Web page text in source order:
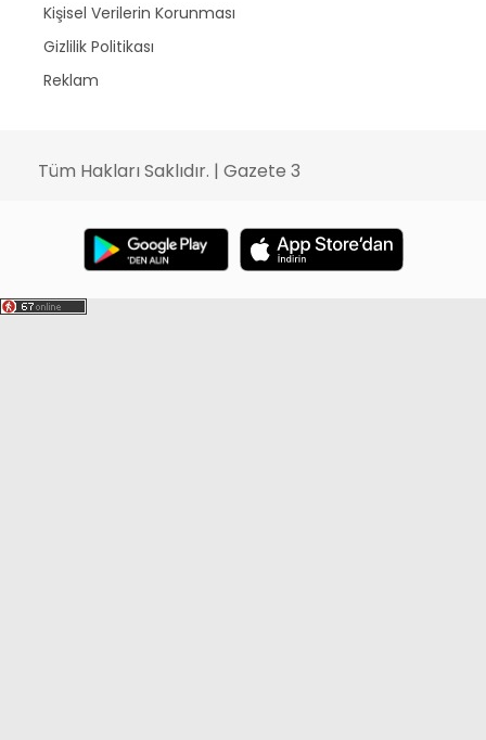
Kişisel Verilerin Korunması
Gizlilik Politikası
Reklam
Tüm Hakları Saklıdır. | Gazete 3